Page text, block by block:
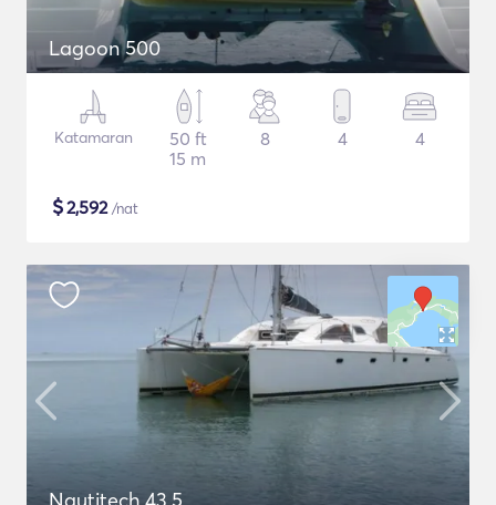
Lagoon 500
Katamaran
50 ft
15 m
8 4 4
$2,592/nat